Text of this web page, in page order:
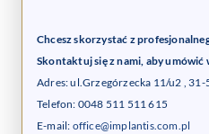
Chcesz skorzystać z
Skontaktuj się z nami, aby umówić
Adres: ul.Grzegórzecka 11/u2 ,
Telefon: 0048 511 511 615
E-mail: office@implantis.com.pl